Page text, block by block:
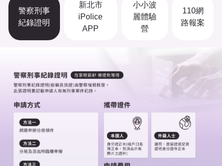
警察刑事
紀錄證明
新北市
iPolice
APP
小小波
麗體驗
營
110網
路報案